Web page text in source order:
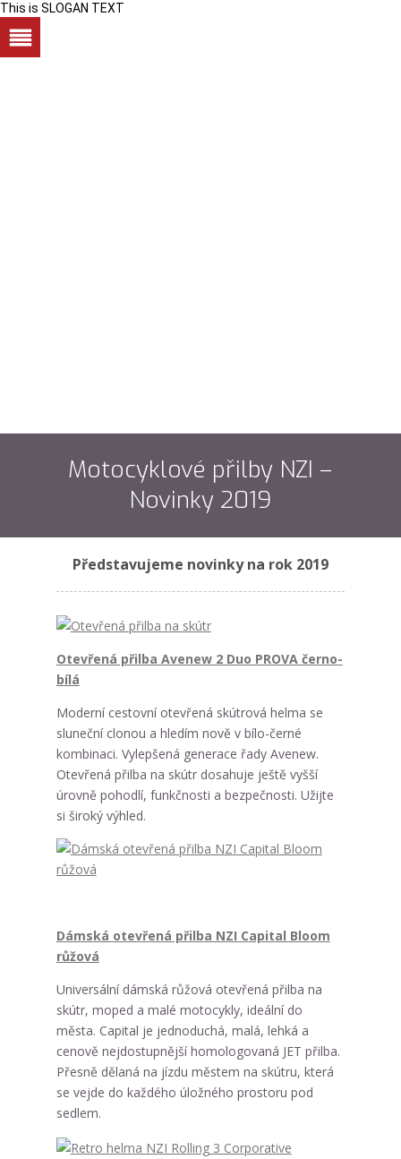
This is SLOGAN TEXT
Motocyklové přilby NZI –
Novinky 2019
Představujeme novinky na rok 2019
Otevřená přilba Avenew 2 Duo PROVA černo-
bílá
Moderní cestovní otevřená skútrová helma se
sluneční clonou a hledím nově v bílo-černé
kombinaci. Vylepšená generace řady Avenew.
Otevřená přilba na skútr dosahuje ještě vyšší
úrovně pohodlí, funkčnosti a bezpečnosti. Užijte
si široký výhled.
Dámská otevřená přilba NZI Capital Bloom
růžová
Universální dámská růžová otevřená přilba na
skútr, moped a malé motocykly, ideální do
města. Capital je jednoduchá, malá, lehká a
cenově nejdostupnější homologovaná JET přilba.
Přesně dělaná na jízdu městem na skútru, která
se vejde do každého úložného prostoru pod
sedlem.